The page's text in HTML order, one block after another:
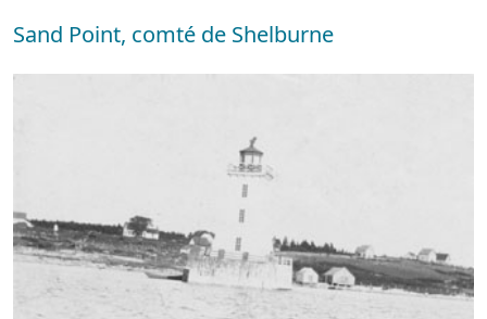
Sand Point, comté de Shelburne